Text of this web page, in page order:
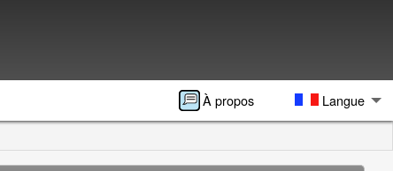
À propos Langue